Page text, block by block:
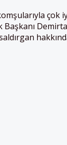
çok